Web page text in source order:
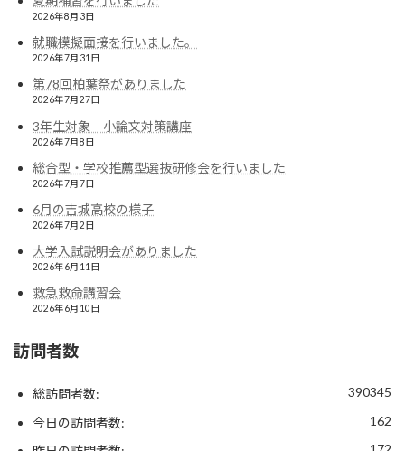
2026年8月3日
就職模擬面接を行いました。
2026年7月31日
第78回柏葉祭がありました
2026年7月27日
3年生対象 小論文対策講座
2026年7月8日
総合型・学校推薦型選抜研修会を行いました
2026年7月7日
6月の吉城高校の様子
2026年7月2日
大学入試説明会がありました
2026年6月11日
救急救命講習会
2026年6月10日
訪問者数
390345
総訪問者数:
162
今日の訪問者数: